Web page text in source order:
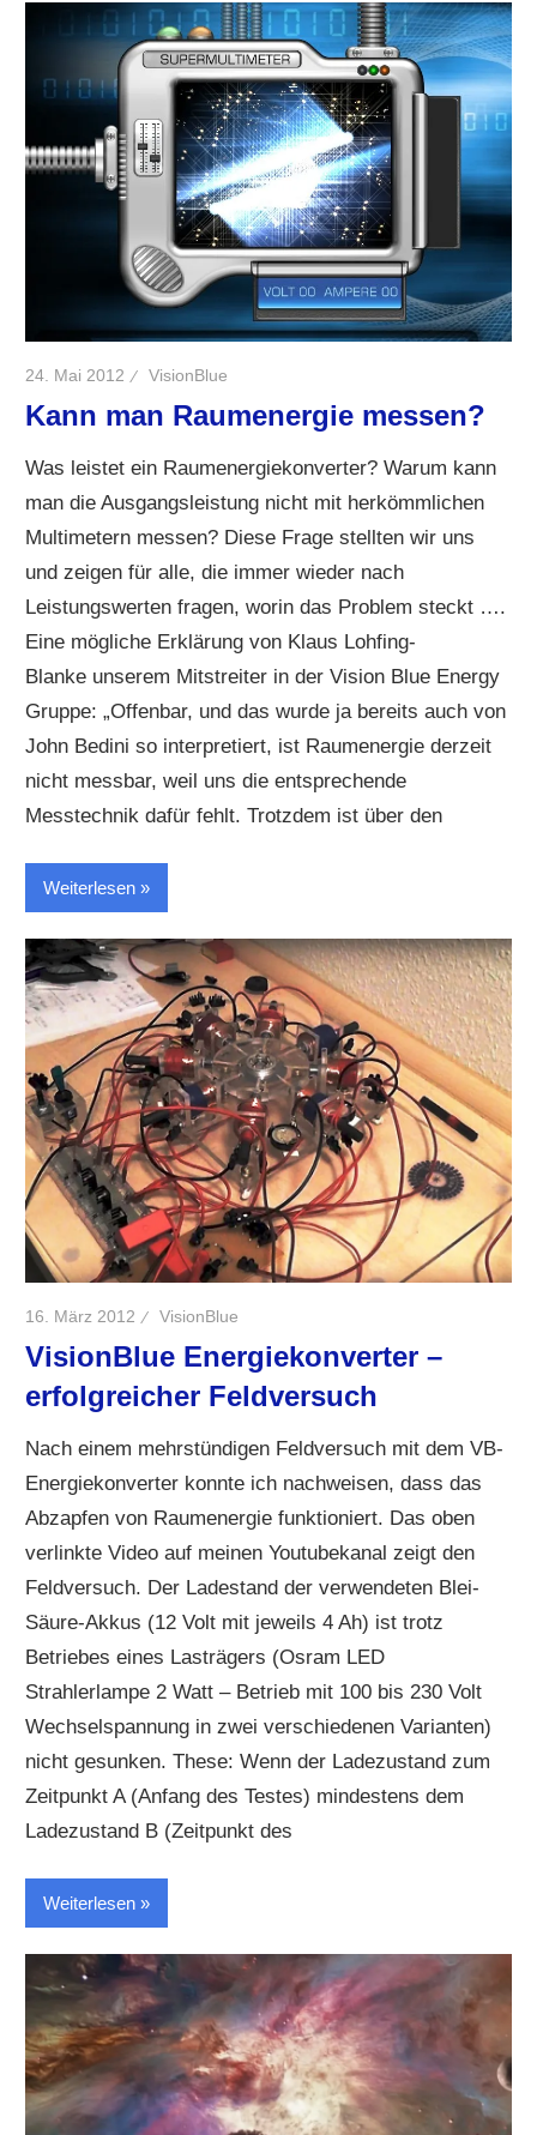
24. Mai 2012 VisionBlue
Kann man Raumenergie messen?
Was leistet ein Raumenergiekonverter? Warum kann
man die Ausgangsleistung nicht mit herkömmlichen
Multimetern messen? Diese Frage stellten wir uns
und zeigen für alle, die immer wieder nach
Leistungswerten fragen, worin das Problem steckt ….
Eine mögliche Erklärung von Klaus Lohfing-
Blanke unserem Mitstreiter in der Vision Blue Energy
Gruppe: „Offenbar, und das wurde ja bereits auch von
John Bedini so interpretiert, ist Raumenergie derzeit
nicht messbar, weil uns die entsprechende
Messtechnik dafür fehlt. Trotzdem ist über den
Weiterlesen
16. März 2012 VisionBlue
VisionBlue Energiekonverter –
erfolgreicher Feldversuch
Nach einem mehrstündigen Feldversuch mit dem VB-
Energiekonverter konnte ich nachweisen, dass das
Abzapfen von Raumenergie funktioniert. Das oben
verlinkte Video auf meinen Youtubekanal zeigt den
Feldversuch. Der Ladestand der verwendeten Blei-
Säure-Akkus (12 Volt mit jeweils 4 Ah) ist trotz
Betriebes eines Lasträgers (Osram LED
Strahlerlampe 2 Watt – Betrieb mit 100 bis 230 Volt
Wechselspannung in zwei verschiedenen Varianten)
nicht gesunken. These: Wenn der Ladezustand zum
Zeitpunkt A (Anfang des Testes) mindestens dem
Ladezustand B (Zeitpunkt des
Weiterlesen